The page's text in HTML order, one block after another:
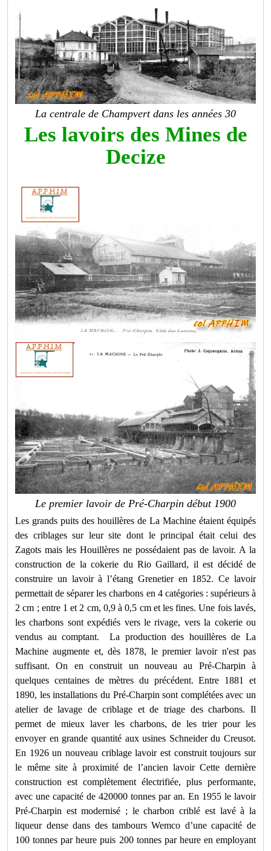
La centrale de Champvert dans les années 30
Les lavoirs des Mines de
Decize
Le premier lavoir de Pré-Charpin début 1900
Les grands puits des houillères de La Machine étaient équipés
des criblages sur leur site dont le principal était celui des
Zagots mais les Houillères ne possédaient pas de lavoir. A la
construction de la cokerie du Rio Gaillard, il est décidé de
construire un lavoir à l’étang Grenetier en 1852. Ce lavoir
permettait de séparer les charbons en 4 catégories : supérieurs à
2 cm ; entre 1 et 2 cm, 0,9 à 0,5 cm et les fines. Une fois lavés,
les charbons sont expédiés vers le rivage, vers la cokerie ou
vendus au comptant.
La production des houillères de La
Machine augmente et, dès 1878, le premier lavoir n'est pas
suffisant. On en construit un nouveau au Pré-Charpin à
quelques centaines de mètres du précédent. Entre 1881 et
1890, les installations du Pré-Charpin sont complétées avec un
atelier de lavage de criblage et de triage des charbons. Il
permet de mieux laver les charbons, de les trier pour les
envoyer en grande quantité aux usines Schneider du Creusot.
En 1926 un nouveau criblage lavoir est construit toujours sur
le même site à proximité de l’ancien lavoir Cette dernière
construction est complètement électrifiée, plus performante,
avec une capacité de 420000 tonnes par an. En 1955 le lavoir
Pré-Charpin est modernisé ; le charbon criblé est lavé à la
liqueur dense dans des tambours Wemco d’une capacité de
100 tonnes par heure puis 200 tonnes par heure en employant